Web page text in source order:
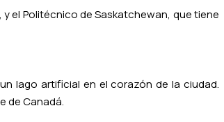
el Politécnico de Saskatchewan, que tiene
lago artificial en el corazón de la ciudad.
de Canadá.